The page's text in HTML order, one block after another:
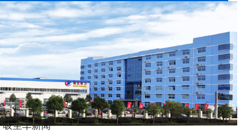
洒水车资讯
吸尘车新闻